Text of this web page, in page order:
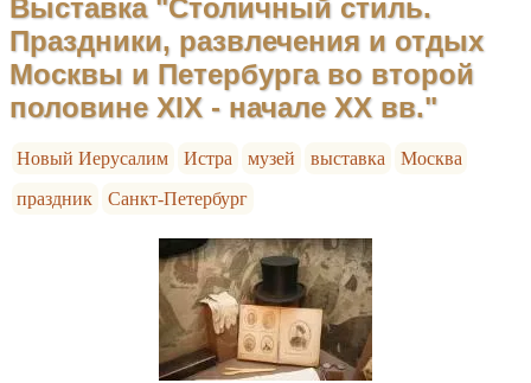
Выставка "Столичный стиль.
Праздники, развлечения и отдых
Москвы и Петербурга во второй
половине XIX - начале XX вв."
Новый Иерусалим Истра музей выставка
Москва
праздник
Санкт-Петербург